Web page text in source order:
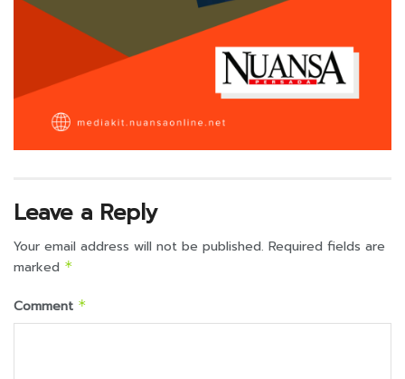
Leave a Reply
Your email address will not be published. Required fields are
marked *
Comment *